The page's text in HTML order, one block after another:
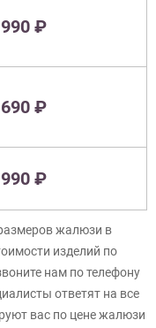
₽
₽
₽
жалюзи в
изделий по
нам по телефону
ответят на все
вас по цене жалюзи